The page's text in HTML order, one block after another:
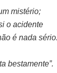
mistério;
o acidente
é nada
bestamente”.